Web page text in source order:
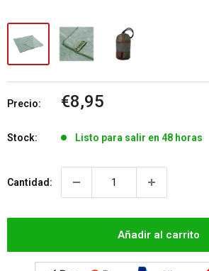
Precio:
Precio
venta
€8,95
Stock: Listo para salir en 48 horas
Cantidad:
Añadir al carrito